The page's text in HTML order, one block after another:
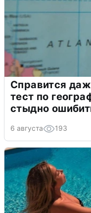
Справится
тест по
стыдно
6 августа 193